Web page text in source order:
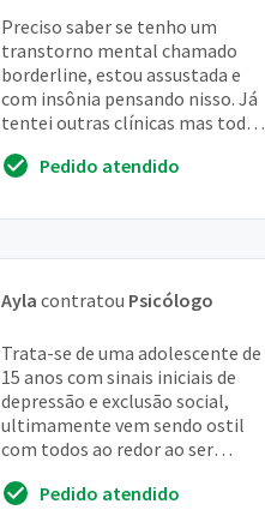
Preciso saber se tenho um
transtorno mental chamado
borderline, estou assustada e
com insônia pensando nisso. Já
tentei outras clínicas mas todas
financeiro
Pedido atendido
Ayla contratou Psicólogo
Trata-se de uma adolescente de
15 anos com sinais iniciais de
depressão e exclusão social,
ultimamente vem sendo ostil
com todos ao redor ao ser
Nos como fam...
Pedido atendido